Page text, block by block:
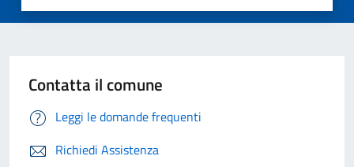
Contatta il comune
Leggi le domande frequenti
Richiedi Assistenza